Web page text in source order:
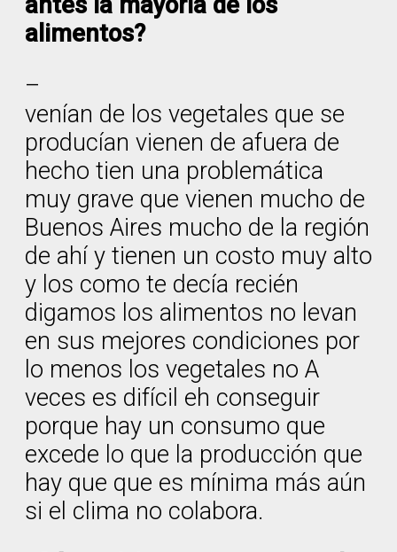
alimentos?
–
venían de los vegetales que se
producían vienen de afuera de
hecho tien una problemática
muy grave que vienen mucho de
Buenos Aires mucho de la región
de ahí y tienen un costo muy alto
y los como te decía recién
digamos los alimentos no levan
en sus mejores condiciones por
lo menos los vegetales no A
veces es difícil eh conseguir
porque hay un consumo que
excede lo que la producción que
hay que que es mínima más aún
si el clima no colabora.